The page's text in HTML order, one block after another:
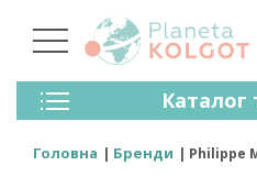
Каталог
Колготки
Панчохи
Лосини (легінси)
Головна Бренди Philippe